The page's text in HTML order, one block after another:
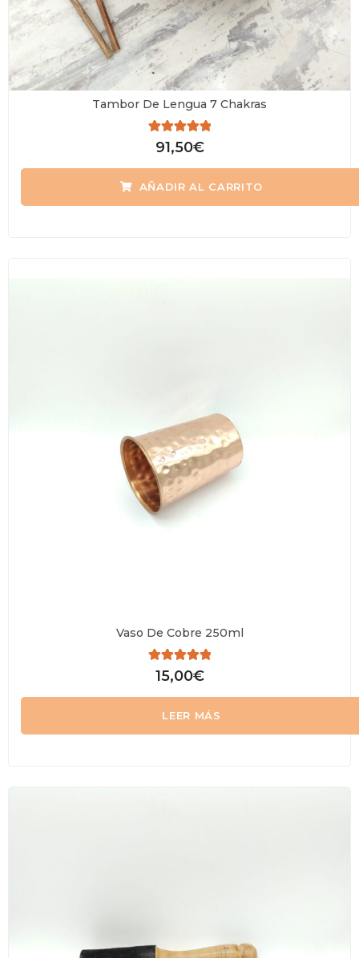
Tambor De Lengua 7 Chakras
Valorado
con
5
91,50€
AÑADIR AL CARRITO
Vaso De Cobre 250ml
Valorado
con
15,00€
LEER MÁS